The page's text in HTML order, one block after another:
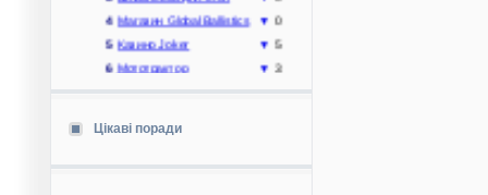
Магазин Global Ballistics
Казино Joker
Мототрактор
Где заказать
Цікаві поради